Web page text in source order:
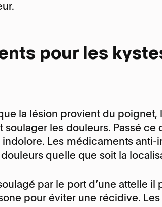
pour les
la lésion provient du poignet,
les douleurs. Passé ce
Les médicaments
quelle que soit la
par le port d’une attelle il
pour éviter une récidive.